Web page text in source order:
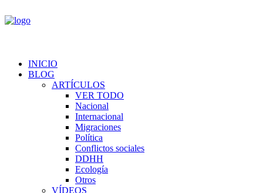
INICIO
BLOG
ARTÍCULOS
VER TODO
Nacional
Internacional
Migraciones
Política
Conflictos sociales
DDHH
Ecología
Otros
VÍDEOS